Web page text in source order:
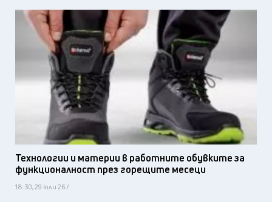
Технологии и материи в работните обувките за
функционалност през горещите месеци
18:30, 29 юли 26 /